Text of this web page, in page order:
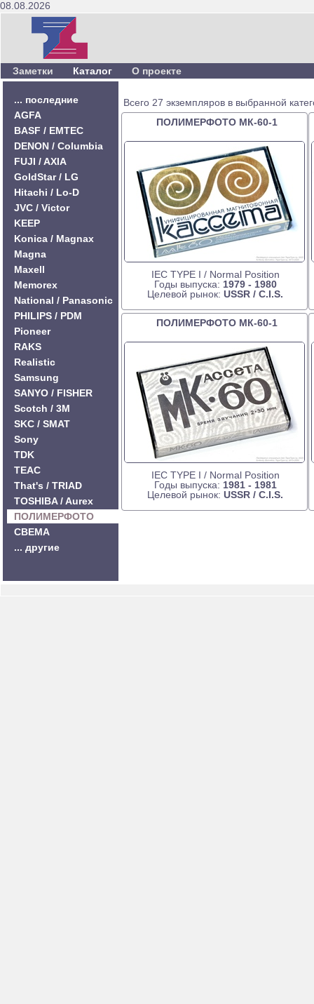
08.08.2026
Заметки Каталог О проекте
... последние
AGFA
BASF / EMTEC
DENON / Columbia
FUJI / AXIA
GoldStar / LG
Hitachi / Lo-D
JVC / Victor
KEEP
Konica / Magnax
Magna
Maxell
Memorex
National / Panasonic
PHILIPS / PDM
Pioneer
RAKS
Realistic
Samsung
SANYO / FISHER
Scotch / 3M
SKC / SMAT
Sony
TDK
TEAC
That's / TRIAD
TOSHIBA / Aurex
ПОЛИМЕРФОТО
СВЕМА
... другие
Всего 27 экземпляров в выбранной
ПОЛИМЕРФОТО МК-60-1
IEC TYPE I / Normal Position
Годы выпуска: 1979 - 1980
Целевой рынок: USSR / C.I.S.
ПОЛИМЕРФОТО МК-60-1
IEC TYPE I / Normal Position
Годы выпуска: 1981 - 1981
Целевой рынок: USSR / C.I.S.